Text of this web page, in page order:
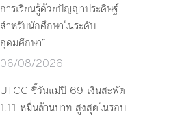
การเรียนรู้ด้วยปัญญาประดิษฐ์
สำหรับนักศึกษาในระดับ
อุดมศึกษา”
06/08/2026
UTCC ชี้วันแม่ปี 69 เงินสะพัด
1.11 หมื่นล้านบาท สูงสุดในรอบ